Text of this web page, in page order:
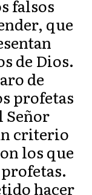
falsos
que
de Dios.
de
profetas
Señor
criterio
los que
hacer